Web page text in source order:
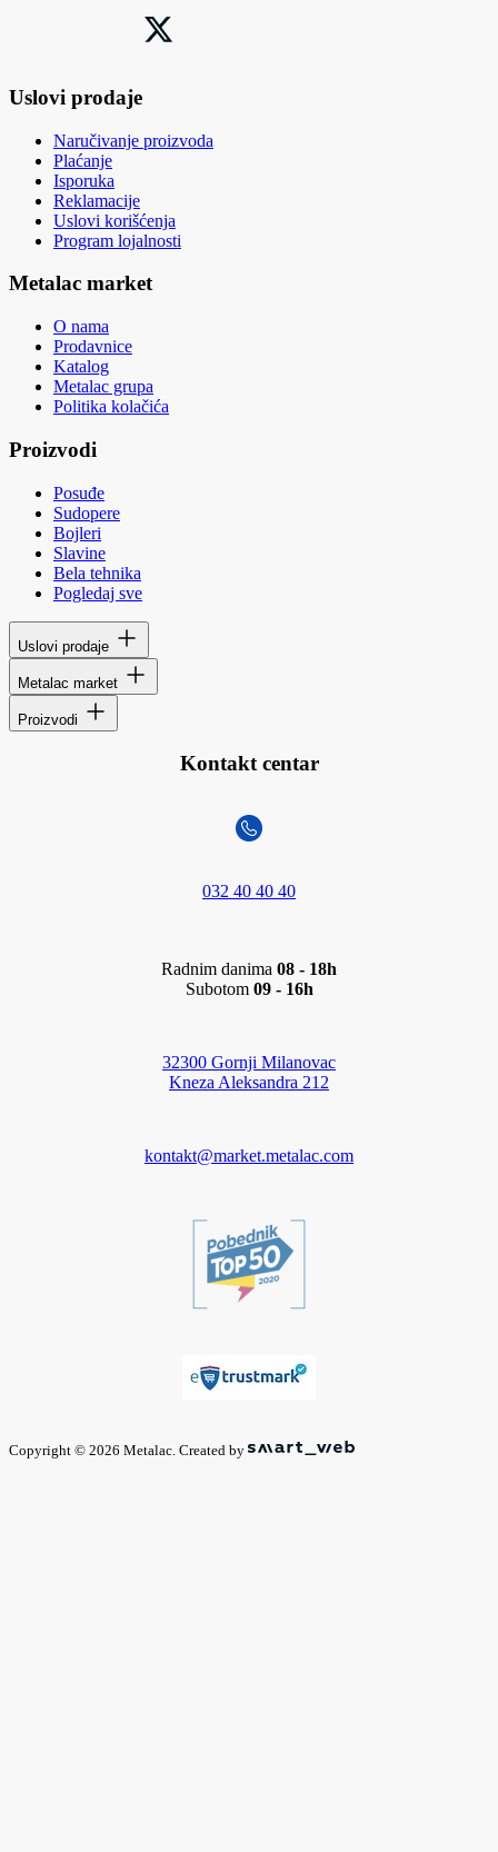
Uslovi prodaje
Naručivanje proizvoda
Plaćanje
Isporuka
Reklamacije
Uslovi korišćenja
Program lojalnosti
Metalac market
O nama
Prodavnice
Katalog
Metalac grupa
Politika kolačića
Proizvodi
Posuđe
Sudopere
Bojleri
Slavine
Bela tehnika
Pogledaj sve
Uslovi prodaje
Metalac market
Proizvodi
Kontakt centar
032 40 40 40
Radnim danima 08 - 18h
Subotom 09 - 16h
32300 Gornji Milanovac
Kneza Aleksandra 212
kontakt@market.metalac.com
Copyright © 2026 Metalac. Created by